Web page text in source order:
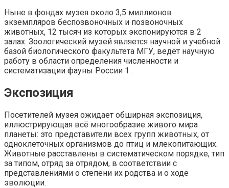
Ныне в фондах музея около 3,5 миллионов
экземпляров беспозвоночных и позвоночных
животных, 12 тысяч из которых экспонируются в 2
залах. Зоологический музей является научной и учебной
базой биологического факультета МГУ, ведёт научную
работу в области определения численности и
систематизации фауны России 1 .
Экспозиция
Посетителей музея ожидает обширная экспозиция,
иллюстрирующая всё многообразие живого мира
планеты: это представители всех групп животных, от
одноклеточных организмов до птиц и млекопитающих.
Животные расставлены в систематическом порядке, тип
за типом, отряд за отрядом, в соответствии с
представлениями о степени их родства и о ходе
эволюции.